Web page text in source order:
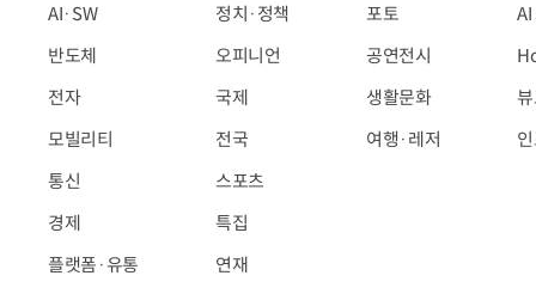
AI·SW
반도체
전자
모빌리티
통신
경제
플랫폼·유통
정치·정책
오피니언
국제
전국
스포츠
특집
연재
포토
공연전시
생활문화
여행·레저